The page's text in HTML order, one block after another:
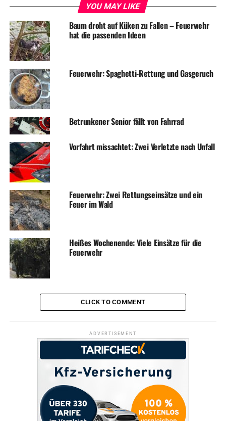
Unfallhergang geben können.
Das Verkehrskommissariat hat die Ermittlungen
aufgenommen. Wer Hinweise geben kann, der soll sich
bei der Polizei unter der Tel.-Nr. 0232491662200
melden.
UP NEXT
Feuerwehr muss Kind von Bahndamm bergen
Autofahrer bei Glätteunfall verletzt
YOU MAY LIKE
Baum droht auf Küken zu Fallen – Feuerwehr
hat die passenden Ideen
Feuerwehr: Spaghetti-Rettung und Gasgeruch
Betrunkener Senior fällt von Fahrrad
Vorfahrt missachtet: Zwei Verletzte nach Unfall
Feuerwehr: Zwei Rettungseinsätze und ein
Feuer im Wald
Heißes Wochenende: Viele Einsätze für die
Feuerwehr
CLICK TO COMMENT
ADVERTISEMENT